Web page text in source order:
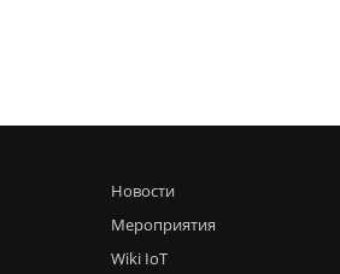
Новости
Мероприятия
Wiki IoT